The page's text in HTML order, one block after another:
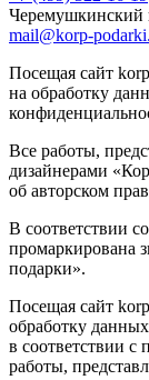
Черемушкинский
mail@korp-
Посещая сайт
на обработку
Все работы,
дизайнерами
об авторском
В соответствии
промаркирована
подарки».
Посещая сайт
обработку данных
в соответствии с
работы,